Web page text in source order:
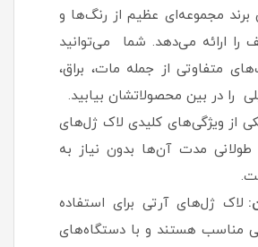
برند مجموعه‌ای عظیم از رنگ‌ها و
را ارائه می‌دهد. شما می‌توانید
متفاوتی از جمله مات، براق،
را در بین محصولاتشان بیابید.
از ویژگی‌های کلیدی لاک ژل‌های
طولانی مدت آن‌ها بدون نیاز به
لاک ژل‌های آرتی برای استفاده
مناسب هستند و با دستگاه‌های